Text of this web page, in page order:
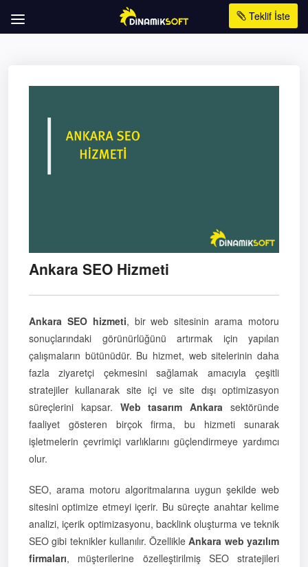
Teklif İste
Ankara SEO Hizmeti
Ankara SEO hizmeti, bir web sitesinin arama motoru
sonuçlarındaki görünürlüğünü artırmak için yapılan
çalışmaların bütünüdür. Bu hizmet, web sitelerinin daha
fazla ziyaretçi çekmesini sağlamak amacıyla çeşitli
stratejiler kullanarak site içi ve site dışı optimizasyon
süreçlerini kapsar. Web tasarım Ankara sektöründe
faaliyet gösteren birçok firma, bu hizmeti sunarak
işletmelerin çevrimiçi varlıklarını güçlendirmeye yardımcı
olur.
SEO, arama motoru algoritmalarına uygun şekilde web
sitesini optimize etmeyi içerir. Bu süreçte anahtar kelime
analizi, içerik optimizasyonu, backlink oluşturma ve teknik
SEO gibi teknikler kullanılır. ÖzellikleAnkara web yazılım
firmaları, müşterilerine özelleştirilmiş SEO stratejileri